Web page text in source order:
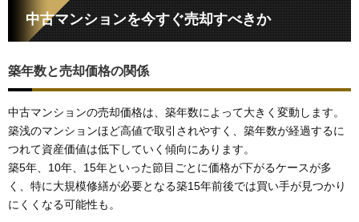
中古マンションを今すぐ売却すべきか
築年数と売却価格の関係
中古マンションの売却価格は、築年数によって大きく変動します。
築浅のマンションほど高値で取引されやすく、築年数が経過するに
つれて資産価値は低下していく傾向にあります。
築5年、10年、15年といった節目ごとに価格が下がるケースが多
く、特に大規模修繕が必要となる築15年前後では買い手が見つかり
にくくなる可能性も。